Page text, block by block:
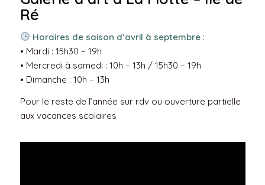
Ré
Horaires de saison d’avril à septembre:
• Mardi : 15h30 – 19h
• Mercredi à samedi : 10h – 13h / 15h30 – 19h
• Dimanche : 10h – 13h
Pour le reste de l’année sur rdv ou ouverture partielle
aux vacances scolaires